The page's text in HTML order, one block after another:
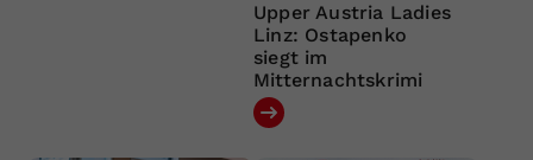
Upper Austria Ladies
Linz: Ostapenko
siegt im
Mitternachtskrimi